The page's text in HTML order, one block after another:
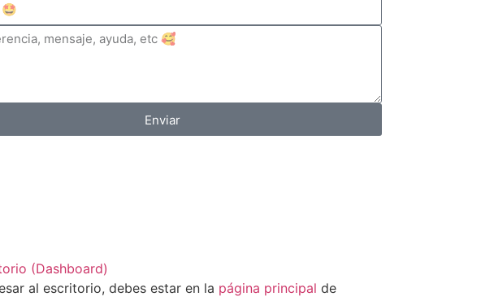
Enviar
(Dashboard)
al escritorio, debes estar en la página principal de